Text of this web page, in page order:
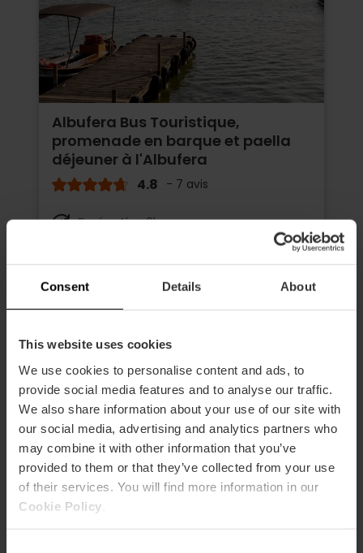
Consent Details About
This website uses cookies
We use cookies to personalise content and ads, to
provide social media features and to analyse our traffic.
We also share information about your use of our site with
our social media, advertising and analytics partners who
may combine it with other information that you’ve
provided to them or that they’ve collected from your use
of their services. You will find more information in our
Cookie Policy
Albufera Bus Touristique,
promenade en barque et paella
déjeuner à l'Albufera
4.8 - 7 avis
Durée: 4h - 6h
39,00 €